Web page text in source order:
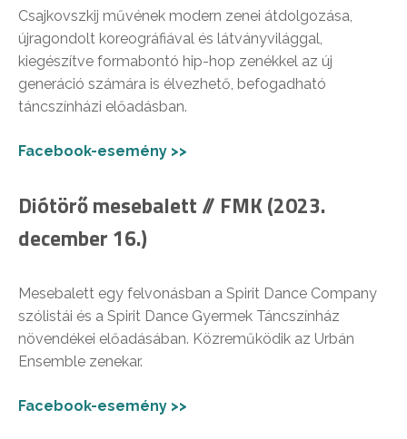
Csajkovszkij művének modern zenei átdolgozása,
újragondolt koreográfiával és látványvilággal,
kiegészítve formabontó hip-hop zenékkel az új
generáció számára is élvezhető, befogadható
táncszínházi előadásban.
Facebook-esemény >>
Diótörő mesebalett // FMK (2023.
december 16.)
Mesebalett egy felvonásban a Spirit Dance Company
szólistái és a Spirit Dance Gyermek Táncszínház
növendékei előadásában. Közreműködik az Urbán
Ensemble zenekar.
Facebook-esemény >>